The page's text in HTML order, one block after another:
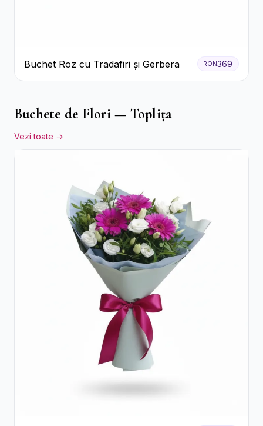
Buchet Roz cu Tradafiri și Gerbera RON369
Buchete de Flori — Toplița
Vezi toate →